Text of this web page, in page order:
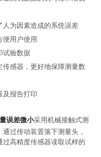
人为因素造成的系统误差
便用户使用
试验数据
感器，更好地保障测量数
及报告打印
误差微小采用机械接触式测
过传动装置落下测量头，
高精度传感器读取试样的